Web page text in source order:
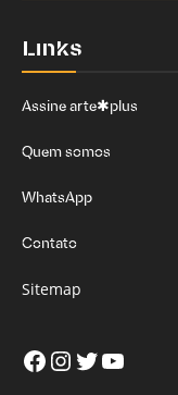
Links
Assine arte✱plus
Quem somos
WhatsApp
Contato
Sitemap
Facebook
Instagram
Twitter